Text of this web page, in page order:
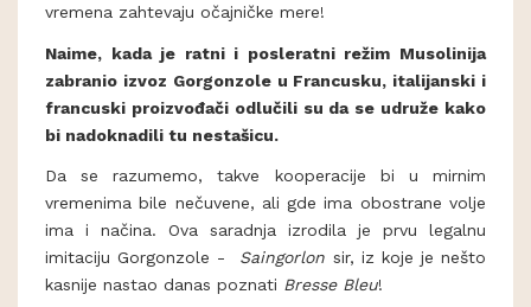
vremena zahtevaju očajničke mere!
Naime, kada je ratni i posleratni režim Musolinija
zabranio izvoz Gorgonzole u Francusku, italijanski i
francuski proizvođači odlučili su da se udruže kako
bi nadoknadili tu nestašicu.
Da se razumemo, takve kooperacije bi u mirnim
vremenima bile nečuvene, ali gde ima obostrane volje
ima i načina. Ova saradnja izrodila je prvu legalnu
imitaciju Gorgonzole - Saingorlon sir, iz koje je nešto
kasnije nastao danas poznati Bresse Bleu!